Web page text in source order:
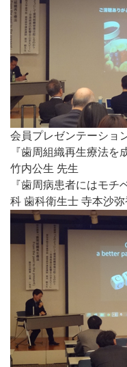
会員プレゼンテーショ
『歯周組織再生療法を
竹内公生 先生
『歯周病患者にはモ
科 歯科衛生士 寺本沙弥